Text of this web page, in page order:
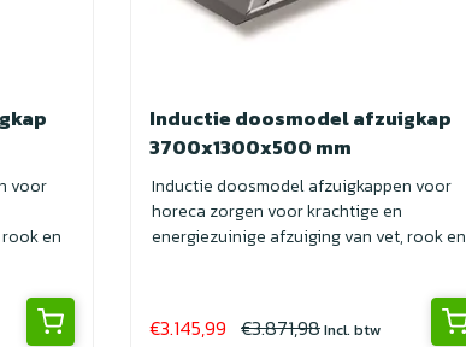
voor
en
Inductie doosmodel afzuigkap
3700x1300x500 mm
Inductie doosmodel afzuigkappen voor
horeca zorgen voor krachtige en
energiezuinige afzuiging van vet, rook en
€3.145,99 €3.871,98Incl. btw